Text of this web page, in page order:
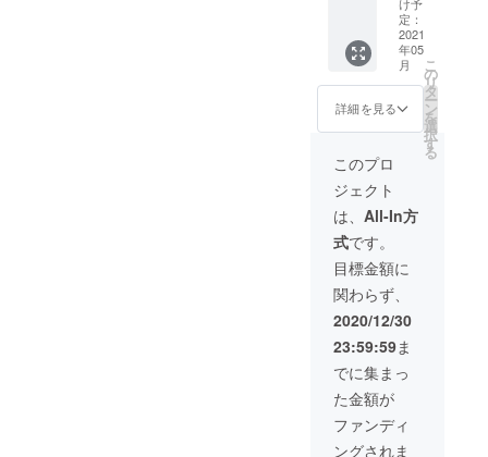
は含ま
れてお
りませ
ん。 た
だし、
税につ
いては
様にて
別途ご
負担と
なりま
す。予
めご了
承くだ
さい。
＊別途
ご支援
いただ
いた場
合、
COFFE
EJACK
™ご支
援時の
す。備
考欄に
下記順
番にて
お名前
とお届
け先を
ご記入
きます
ようご
協力く
ださ
い： お
名前 町
名 番
地・
物名
部屋番
号 市区
町村 都
道府県
郵便番
りませ
ん。 た
だし、
輸入関
税につ
いては
別途ご
負担と
なりま
す。予
めご了
承くだ
さい。
＊海外
からの
発送と
なりま
す。備
考欄に
下記順
番にて
お名前
とお届
円より
112,600
円OFF
＊こち
らの価
格には
送料が
含まれ
ます。
＊本品
は海外
からの
発送と
なるた
め、価
格には
日本の
消費税
は含ま
れてお
りませ
ん。 た
だし、
輸入関
税につ
いては
定：
2021
年05
月
詳細を見る
こ
の
リ
タ
ー
ン
を
選
択
す
る
このプロ
ジェクト
は、 All-In方
式です。
目標金額に
関わらず、
2020/12/30
23:59:59ま
でに集まっ
た金額が
ファンディ
ングされま